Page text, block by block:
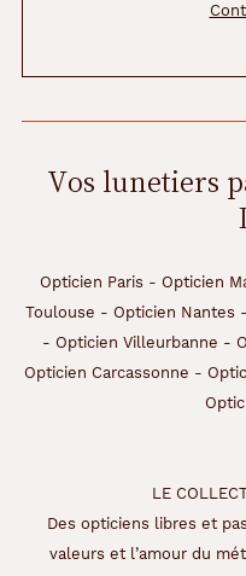
Vos lunetiers
Opticien Paris - Opticien
Toulouse - Opticien Nantes -
- Opticien Villeurbanne -
Opticien Carcassonne -
LE
Des opticiens libres et
valeurs et l’amour du